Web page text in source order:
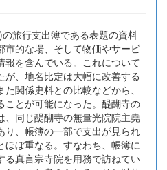
旅行支出簿である表題の資料
市的な場、そして物価やサービ
報を含んでいる。これについて
が、地名比定は大幅に改善する
関係史料との比較などから、
ことが可能になった。醍醐寺の
同じ醍醐寺の無量光院院主堯
り、帳簿の一部で支出が見られ
ほぼ重なる。すなわち、帳簿に
る真言宗寺院を用務で訪ねてい